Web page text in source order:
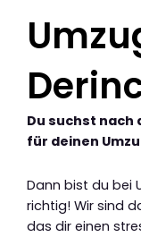
Du suchst nach
für deinen
Dann bist du bei
richtig! Wir sind
das dir einen